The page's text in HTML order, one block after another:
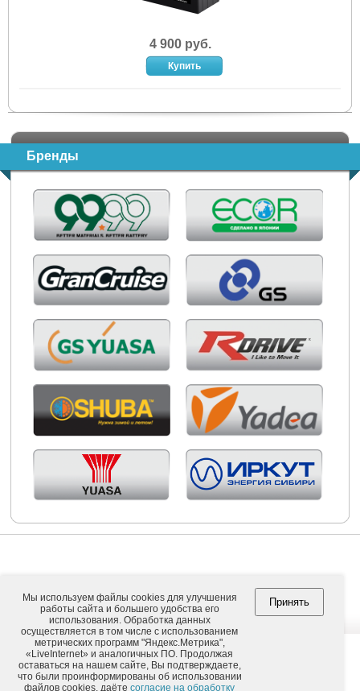
4 900 руб.
Бренды
Copyright © 2026. ООО "ВНЕШПОСЫЛТОРГ".
Мы используем файлы cookies для улучшения
работы сайта и большего удобства его
использования. Обработка данных
осуществляется в том числе с использованием
метрических программ "Яндекс.Метрика",
«LiveInternet» и аналогичных ПО. Продолжая
оставаться на нашем сайте, Вы подтверждаете,
что были проинформированы об использовании
файлов cookies, даёте согласие на обработку
Принять
Обычная версия